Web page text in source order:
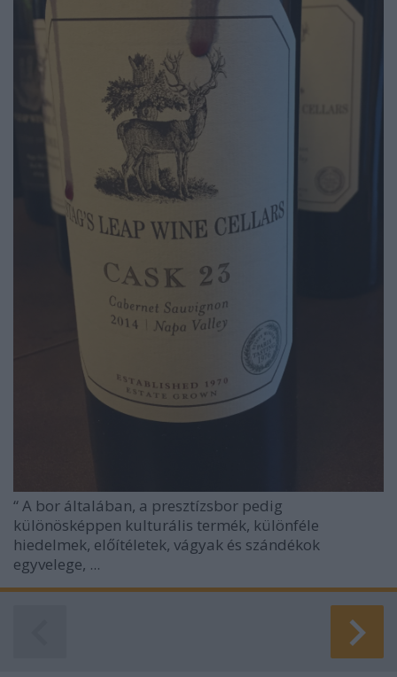
“A bor általában, a presztízsbor pedig
különösképpen kulturális termék, különféle
hiedelmek, előítéletek, vágyak és szándékok
egyvelege, ...